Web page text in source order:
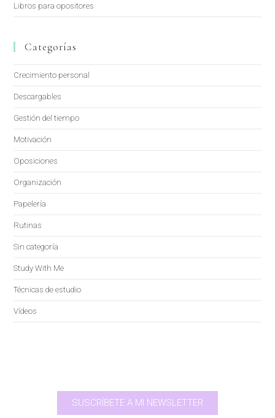
Libros para opositores
Categorías
Crecimiento personal
Descargables
Gestión del tiempo
Motivación
Oposiciones
Organización
Papelería
Rutinas
Sin categoría
Study With Me
Técnicas de estudio
Vídeos
SUSCRÍBETE A MI NEWSLETTER